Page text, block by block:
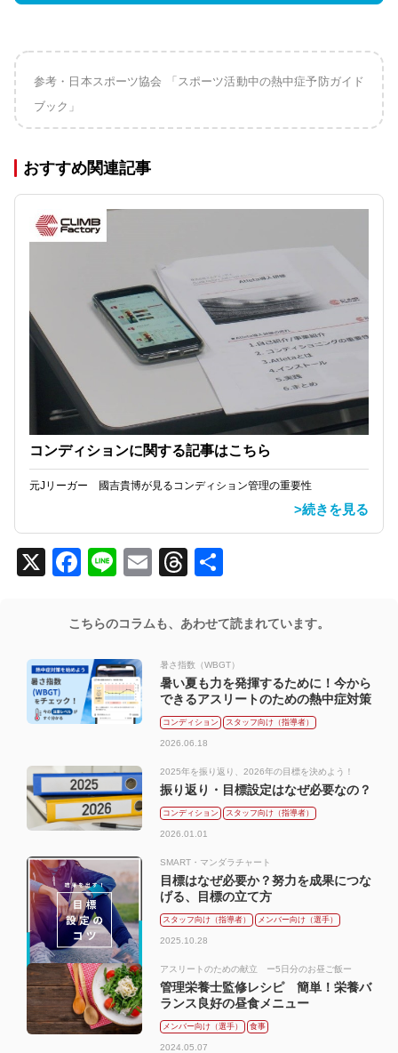
参考・日本スポーツ協会 「スポーツ活動中の熱中症予防ガイド
ブック」
おすすめ関連記事
コンディションに関する記事はこちら
元Jリーガー 國吉貴博が見るコンディション管理の重要性
>続きを見る
X Facebook
LineEmailThreads
こちらのコラムも、あわせて読まれています。
暑さ指数（WBGT）
暑い夏も力を発揮するために！今から
できるアスリートのための熱中症対策
コンディション
スタッフ向け（指導者）
メンバー向け（選手）
2026.06.18
2025年を振り返り、2026年の目標を決めよう！
振り返り・目標設定はなぜ必要なの？
コンディション
スタッフ向け（指導者）
メンバー向け（選手）
2026.01.01
SMART・マンダラチャート
目標はなぜ必要か？努力を成果につな
げる、目標の立て方
スタッフ向け（指導者） メンバー向け（選手）
2025.10.28
アスリートのための献立 ー5日分のお昼ご飯ー
管理栄養士監修レシピ 簡単！栄養バ
ランス良好の昼食メニュー
メンバー向け（選手） 食事
2024.05.07